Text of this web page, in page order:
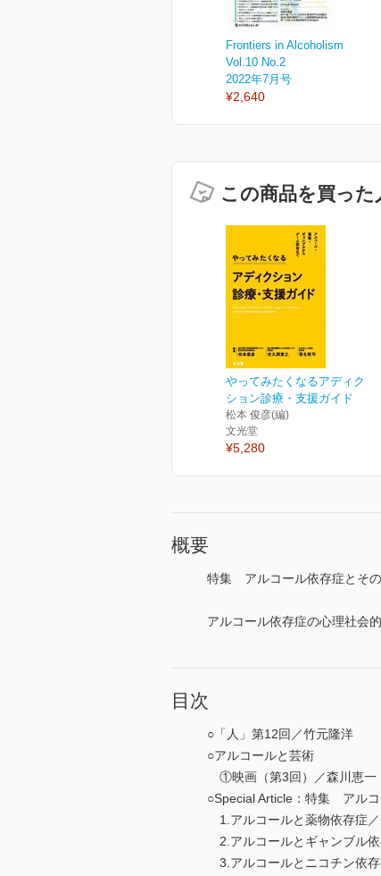
Frontiers in Alcoholism
Vol.10 No.2
2022年7月号
¥2,640
この商品を買った
やってみたくなるアディク
ション診療・支援ガイド
松本 俊彦(編)
文光堂
¥5,280
概要
特集 アルコール依存症とそ
アルコール依存症の心理社会
目次
○「人」第12回／竹元隆洋
○アルコールと芸術
①映画（第3回）／森川恵一
○Special Article：特集 アル
1.アルコールと薬物依存症
2.アルコールとギャンブル
3.アルコールとニコチン依